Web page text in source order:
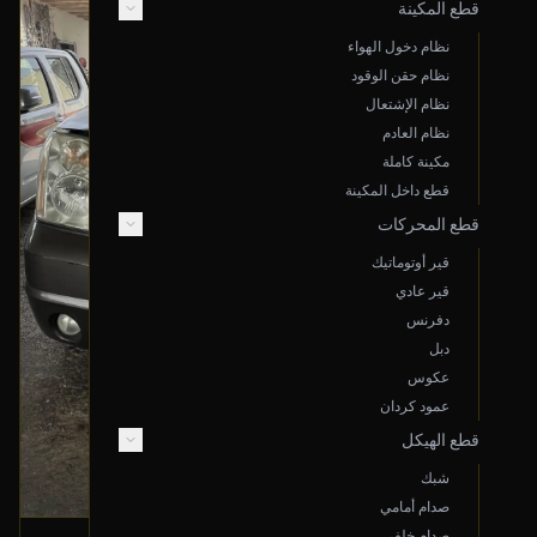
قطع المكينة
نظام دخول الهواء
نظام حقن الوقود
نظام الإشتعال
نظام العادم
مكينة كاملة
قطع داخل المكينة
قطع المحركات
قير أوتوماتيك
قير عادي
دفرنس
دبل
عكوس
عمود كردان
قطع الهيكل
شبك
صدام أمامي